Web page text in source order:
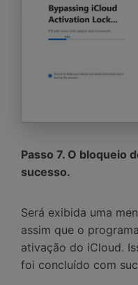
Passo 7. O bloqueio
sucesso.
Será exibida uma
assim que o
ativação do iCloud.
foi concluído com